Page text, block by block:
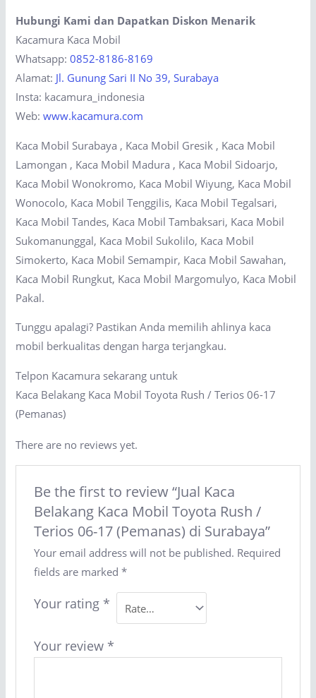
Hubungi Kami dan Dapatkan Diskon Menarik
Kacamura Kaca Mobil
Whatsapp:0852-8186-8169
Alamat: Jl. Gunung Sari II No 39, Surabaya
Insta: kacamura_indonesia
Web:www.kacamura.com
Kaca Mobil Surabaya , Kaca Mobil Gresik , Kaca Mobil
Lamongan , Kaca Mobil Madura , Kaca Mobil Sidoarjo,
Kaca Mobil Wonokromo, Kaca Mobil Wiyung, Kaca Mobil
Wonocolo, Kaca Mobil Tenggilis, Kaca Mobil Tegalsari,
Kaca Mobil Tandes, Kaca Mobil Tambaksari, Kaca Mobil
Sukomanunggal, Kaca Mobil Sukolilo, Kaca Mobil
Simokerto, Kaca Mobil Semampir, Kaca Mobil Sawahan,
Kaca Mobil Rungkut, Kaca Mobil Margomulyo, Kaca Mobil
Pakal.
Tunggu apalagi? Pastikan Anda memilih ahlinya kaca
mobil berkualitas dengan harga terjangkau.
Telpon Kacamura sekarang untuk
Kaca Belakang Kaca Mobil Toyota Rush / Terios 06-17
(Pemanas)
There are no reviews yet.
Be the first to review “Jual Kaca
Belakang Kaca Mobil Toyota Rush /
Terios 06-17 (Pemanas) di Surabaya”
Your email address will not be published. Required
fields are marked *
Your rating *
Your review *